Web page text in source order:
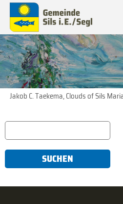
Jakob C. Taekema, Clouds of Sils
SUCHEN